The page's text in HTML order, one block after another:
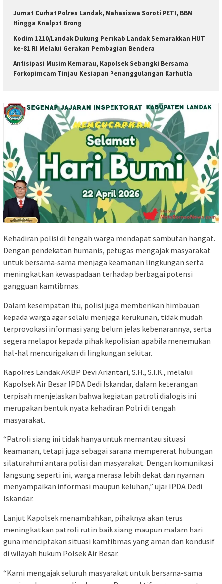
Jumat Curhat Polres Landak, Mahasiswa Soroti PETI, BBM
Hingga Knalpot Brong
Kodim 1210/Landak Dukung Pemkab Landak Semarakkan HUT
ke-81 RI Melalui Gerakan Pembagian Bendera
Antisipasi Musim Kemarau, Kapolsek Sebangki Bersama
Forkopimcam Tinjau Kesiapan Penanggulangan Karhutla
Kehadiran polisi di tengah warga mendapat sambutan hangat.
Dengan pendekatan humanis, petugas mengajak masyarakat
untuk bersama-sama menjaga keamanan lingkungan serta
meningkatkan kewaspadaan terhadap berbagai potensi
gangguan kamtibmas.
Dalam kesempatan itu, polisi juga memberikan himbauan
kepada warga agar selalu menjaga kerukunan, tidak mudah
terprovokasi informasi yang belum jelas kebenarannya, serta
segera melapor kepada pihak kepolisian apabila menemukan
hal-hal mencurigakan di lingkungan sekitar.
Kapolres Landak AKBP Devi Ariantari, S.H., S.I.K., melalui
Kapolsek Air Besar IPDA Dedi Iskandar, dalam keterangan
terpisah menjelaskan bahwa kegiatan patroli dialogis ini
merupakan bentuk nyata kehadiran Polri di tengah
masyarakat.
“Patroli siang ini tidak hanya untuk memantau situasi
keamanan, tetapi juga sebagai sarana mempererat hubungan
silaturahmi antara polisi dan masyarakat. Dengan komunikasi
langsung seperti ini, warga merasa lebih dekat dan nyaman
menyampaikan informasi maupun keluhan,” ujar IPDA Dedi
Iskandar.
Lanjut Kapolsek menambahkan, pihaknya akan terus
meningkatkan patroli rutin baik siang maupun malam hari
guna menciptakan situasi kamtibmas yang aman dan kondusif
di wilayah hukum Polsek Air Besar.
“Kami mengajak seluruh masyarakat untuk bersama-sama